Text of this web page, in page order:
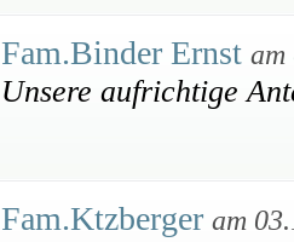
Fam.Binder Ernst am
Unsere aufrichtige
Fam.Ktzberger am